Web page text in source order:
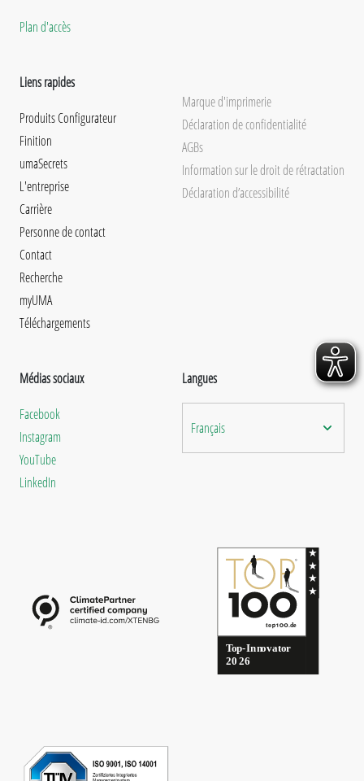
Plan d'accès
Liens rapides
Produits Configurateur
Finition
umaSecrets
L'entreprise
Carrière
Personne de contact
Contact
Recherche
myUMA
Téléchargements
Marque d'imprimerie
Déclaration de confidentialité
AGBs
Information sur le droit de rétractation
Déclaration d’accessibilité
Médias sociaux
Facebook
Instagram
YouTube
LinkedIn
Langues
Français